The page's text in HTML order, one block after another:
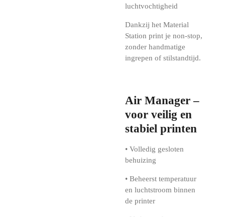
luchtvochtigheid
Dankzij het Material
Station print je non-stop,
zonder handmatige
ingrepen of stilstandtijd.
Air Manager –
voor veilig en
stabiel printen
• Volledig gesloten
behuizing
• Beheerst temperatuur
en luchtstroom binnen
de printer